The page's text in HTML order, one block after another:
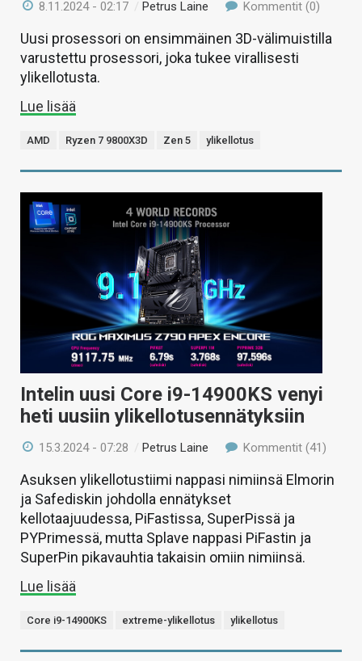
8.11.2024 - 02:17 /Petrus Laine Kommentit (0)
Uusi prosessori on ensimmäinen 3D-välimuistilla
varustettu prosessori, joka tukee virallisesti
ylikellotusta.
Lue lisää
AMD Ryzen 7 9800X3D Zen 5 ylikellotus
Intelin uusi Core i9-14900KS venyi
heti uusiin ylikellotusennätyksiin
15.3.2024 - 07:28 / Petrus Laine Kommentit (41)
Asuksen ylikellotustiimi nappasi nimiinsä Elmorin
ja Safediskin johdolla ennätykset
kellotaajuudessa, PiFastissa, SuperPissä ja
PYPrimessä, mutta Splave nappasi PiFastin ja
SuperPin pikavauhtia takaisin omiin nimiinsä.
Lue lisää
Core i9-14900KS extreme-ylikellotus ylikellotus